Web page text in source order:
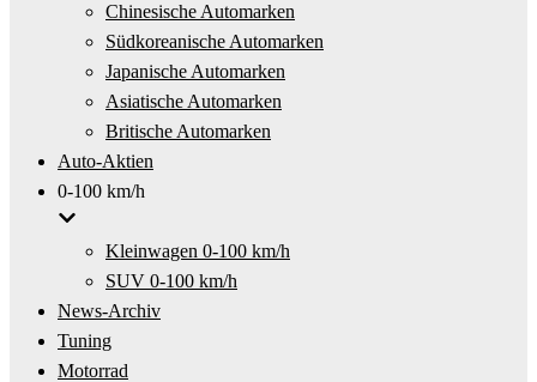
Chinesische Automarken
Südkoreanische Automarken
Japanische Automarken
Asiatische Automarken
Britische Automarken
Auto-Aktien
0-100 km/h
Kleinwagen 0-100 km/h
SUV 0-100 km/h
News-Archiv
Tuning
Motorrad